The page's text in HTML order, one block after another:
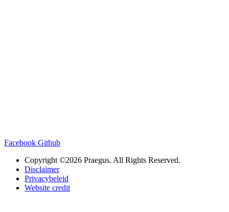
Facebook Github
Copyright ©2026 Praegus. All Rights Reserved.
Disclaimer
Privacybeleid
Website credit